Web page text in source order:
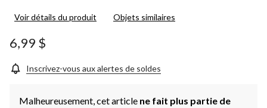
Voir détails du produit Objets similaires
6,99 $
Inscrivez-vous aux alertes de soldes
Malheureusement, cet article ne fait plus partie de